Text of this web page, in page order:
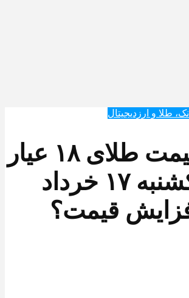
طلا و ارزدیجیتال‌
آخرین قیمت طلای ۱۸ عیار
امروز یکشنبه ۱۷ خرداد